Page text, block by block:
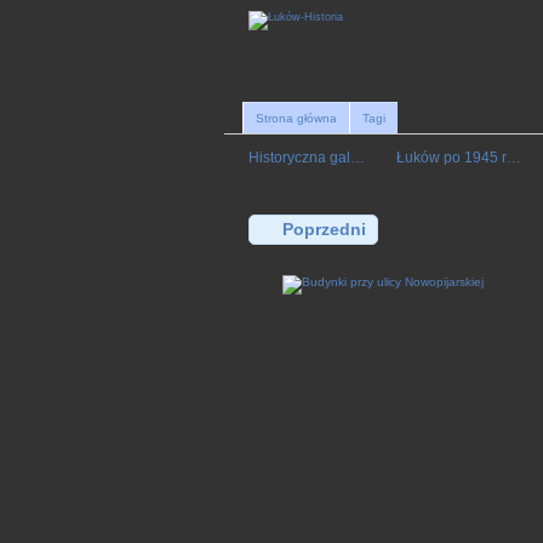
Strona główna Tagi
Historyczna gal… Łuków po 1945 r…
Poprzedni